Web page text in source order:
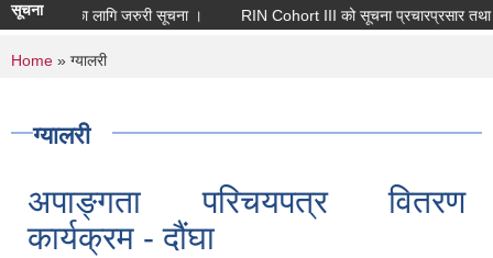
सूचना
लागि जरुरी सूचना । RIN Cohort III को सूचना प्रचारप्रसार तथा सहजीकरण गर्ने
You are here
Home » ग्यालरी
ग्यालरी
अपाङ्गता परिचयपत्र वितरण
कार्यक्रम - दौंघा